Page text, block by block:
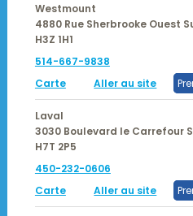
Westmount
4880 Rue Sherbrooke Ouest
H3Z 1H1
514-667-9838
Carte
Aller au site
Laval
3030 Boulevard le Carrefour
H7T 2P5
450-232-0606
Carte
Aller au site